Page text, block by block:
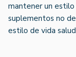
mantener un estilo
suplementos no
estilo de vida